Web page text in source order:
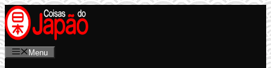
Pular
para
o
conteúdoMenu